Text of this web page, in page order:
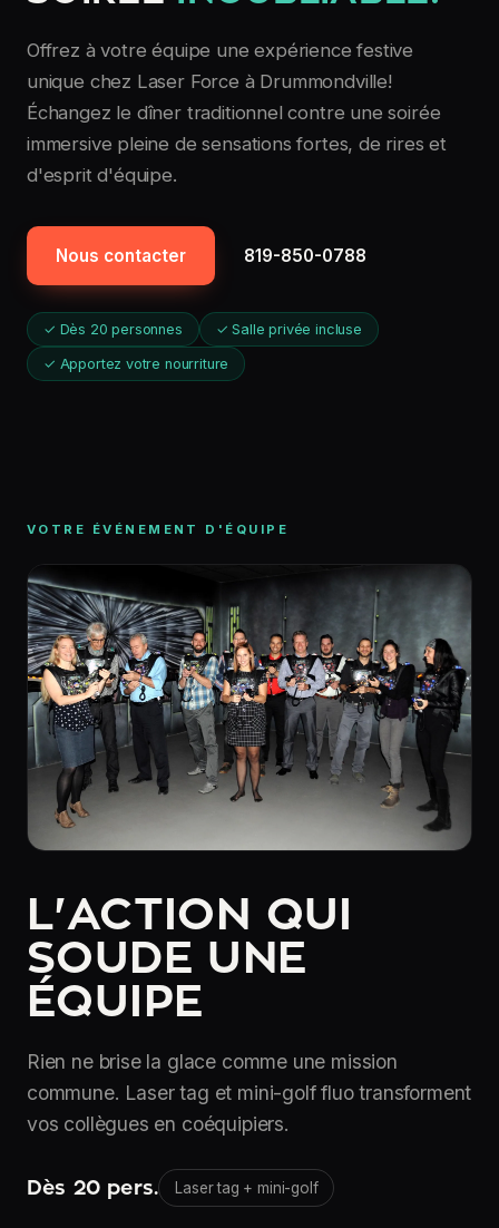
Offrez à votre équipe une expérience festive
unique chez Laser Force à Drummondville!
Échangez le dîner traditionnel contre une soirée
immersive pleine de sensations fortes, de rires et
d'esprit d'équipe.
Nous contacter 819-850-0788
✓ Dès 20 personnes ✓ Salle privée incluse
✓ Apportez votre nourriture
VOTRE ÉVÉNEMENT D'ÉQUIPE
L'ACTION QUI
SOUDE UNE
ÉQUIPE
Rien ne brise la glace comme une mission
commune. Laser tag et mini-golf fluo transforment
vos collègues en coéquipiers.
Dès 20 pers. Laser tag + mini-golf